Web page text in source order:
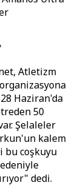
Atletizm
Haziran'da
50
Şelaleler
kalem
bu coşkuyu
dedi.